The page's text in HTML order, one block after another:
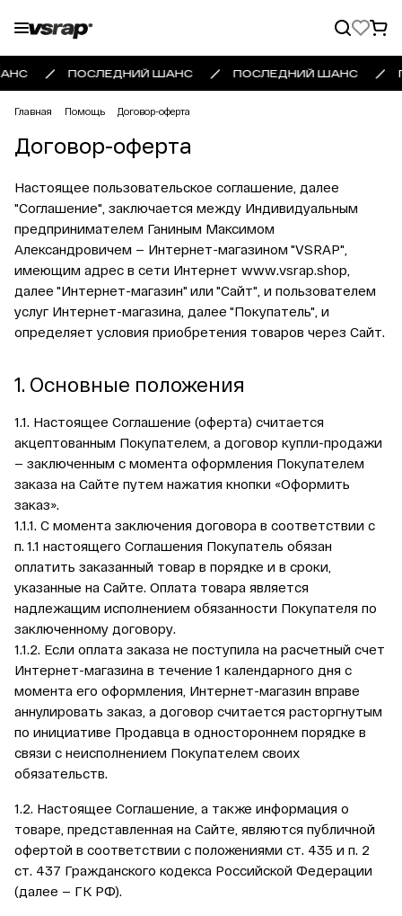
ПОСЛЕДНИЙ ШАНС ПОСЛЕДНИЙ ШАНС
Главная Помощь Договор-оферта
Договор-оферта
Настоящее пользовательское соглашение, далее
"Соглашение", заключается между Индивидуальным
предпринимателем Ганиным Максимом
Александровичем — Интернет-магазином "VSRAP",
имеющим адрес в сети Интернет www.vsrap.shop
далее "Интернет-магазин" или "Сайт", и пользователем
услуг Интернет-магазина, далее "Покупатель", и
определяет условия приобретения товаров через Сайт.
1. Основные положения
1.1. Настоящее Соглашение (оферта) считается
акцептованным Покупателем, а договор купли-продажи
— заключенным с момента оформления Покупателем
заказа на Сайте путем нажатия кнопки «Оформить
заказ».
1.1.1. С момента заключения договора в соответствии с
п. 1.1 настоящего Соглашения Покупатель обязан
оплатить заказанный товар в порядке и в сроки,
указанные на Сайте. Оплата товара является
надлежащим исполнением обязанности Покупателя по
заключенному договору.
1.1.2. Если оплата заказа не поступила на расчетный счет
Интернет-магазина в течение 1 календарного дня с
момента его оформления, Интернет-магазин вправе
аннулировать заказ, а договор считается расторгнутым
по инициативе Продавца в одностороннем порядке в
связи с неисполнением Покупателем своих
обязательств.
1.2. Настоящее Соглашение, а также информация о
товаре, представленная на Сайте, являются публичной
офертой в соответствии с положениями ст. 435 и п. 2
ст. 437 Гражданского кодекса Российской Федерации
(далее — ГК РФ).